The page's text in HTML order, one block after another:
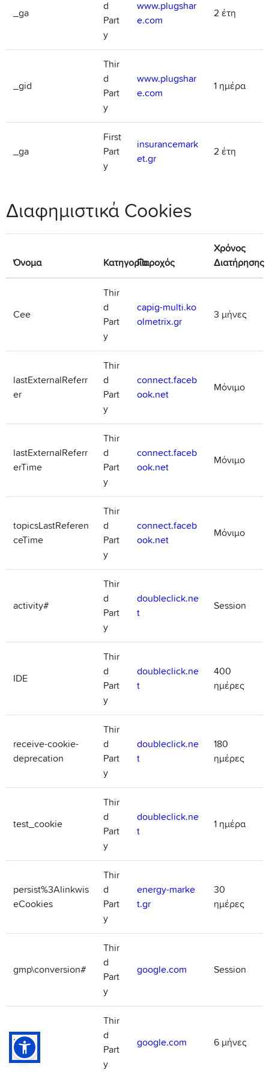
_ga
d
Part
y
www.plugshar
e.com
2 έτη
_gid
Thir
d
Part
y
www.plugshar
e.com
1 ημέρα
_ga
First
Part
y
insurancemark
et.gr
2 έτη
Διαφημιστικά Cookies
Όνομα ΚατηγορίαΠαροχός
Χρόνος
Διατήρησης
Cee
Thir
d
Part
y
capig-multi.ko
olmetrix.gr
3 μήνες
lastExternalReferr
er
Thir
d
Part
y
connect.faceb
ook.net
Μόνιμο
lastExternalReferr
erTime
Thir
d
Part
y
connect.faceb
ook.net
Μόνιμο
topicsLastReferen
ceTime
Thir
d
Part
y
connect.faceb
ook.net
Μόνιμο
activity#
Thir
d
Part
y
doubleclick.ne
t
Session
IDE
Thir
d
Part
y
doubleclick.ne
t
400
ημέρες
receive-cookie-
deprecation
Thir
d
Part
y
doubleclick.ne
t
180
ημέρες
test_cookie
Thir
d
Part
y
doubleclick.ne
t
1 ημέρα
persist%3Alinkwis
eCookies
Thir
d
Part
y
energy-marke
t.gr
30
ημέρες
gmp\conversion#
Thir
d
Part
y
google.com Session
NID
Thir
d
Part
y
google.com 6 μήνες